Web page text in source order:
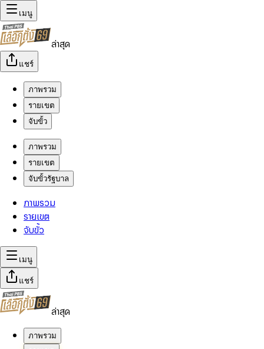
เมนู
ล่าสุด
แชร์
ภาพรวม
รายเขต
จับขั้ว
ภาพรวม
รายเขต
จับขั้วรัฐบาล
ภาพรวม
รายเขต
จับขั้ว
เมนู
แชร์
ล่าสุด
ภาพรวม